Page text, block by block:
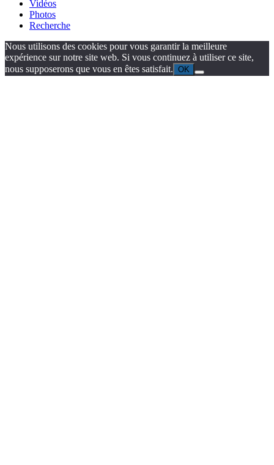
Vidéos
Photos
Recherche
Nous utilisons des cookies pour vous garantir la meilleure
expérience sur notre site web. Si vous continuez à utiliser ce site,
nous supposerons que vous en êtes satisfait. OK